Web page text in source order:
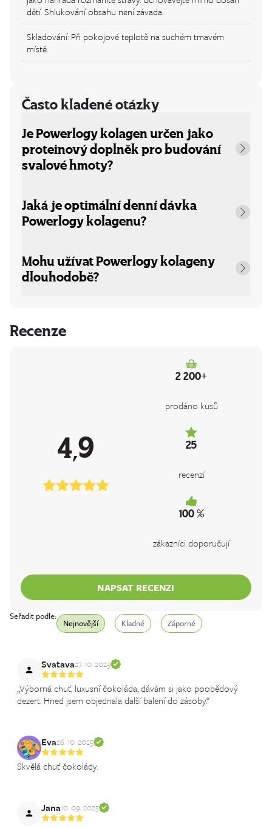
dětí. Shlukování obsahu není závada.
Skladování: Při pokojové teplotě na suchém tmavém
místě.
Často kladené otázky
Je Powerlogy kolagen určen jako
proteinový doplněk pro budování
svalové hmoty?
Jaká je optimální denní dávka
Powerlogy kolagenu?
Mohu užívat Powerlogy kolageny
dlouhodobě?
Recenze
4,9
2 200+
prodáno kusů
25
recenzí
100 %
zákazníci doporučují
NAPSAT RECENZI
Seřadit podle:
Nejnovější Kladné Záporné
Svatava27. 10. 2025
„Výborná chuť, luxusní čokoláda, dávám si jako poobědový
dezert. Hned jsem objednala další balení do zásoby.“
Eva26. 10. 2025
Skvělá chuť čokolády.
Jana10. 09. 2025